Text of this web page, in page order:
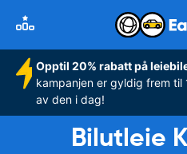
Opptil 20% rabatt på
kampanjen er gyldig frem
av den i dag!
Bilutleie